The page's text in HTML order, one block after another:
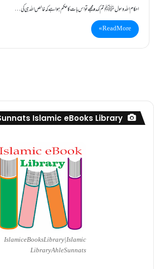
احکام اللہ و سول ﷺ تم کہدو مجھے تو اس بات کا حکم ہوا ہے کہ خالص اللہ ہی کی…
Read More »
Islamic eBooks Library
Islamic eBooks Library|Islamic
Library AhleSunnats